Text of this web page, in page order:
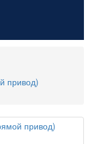
привод)